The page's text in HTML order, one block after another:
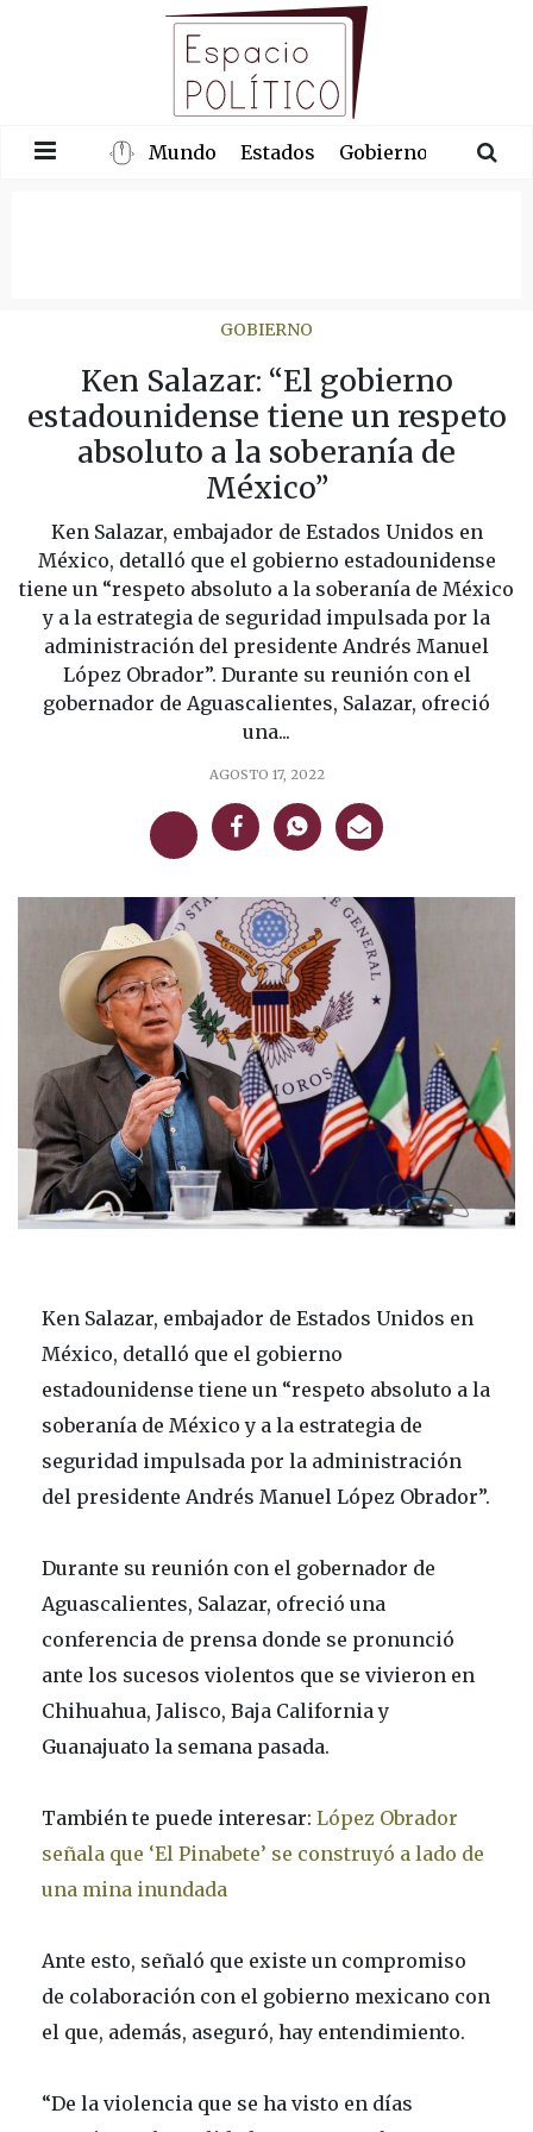
Mundo Estados Gobierno
GOBIERNO
Ken Salazar: “El gobierno
estadounidense tiene un respeto
absoluto a la soberanía de
México”
Ken Salazar, embajador de Estados Unidos en
México, detalló que el gobierno estadounidense
tiene un “respeto absoluto a la soberanía de México
y a la estrategia de seguridad impulsada por la
administración del presidente Andrés Manuel
López Obrador”. Durante su reunión con el
gobernador de Aguascalientes, Salazar, ofreció
una...
AGOSTO 17, 2022
Ken Salazar, embajador de Estados Unidos en
México, detalló que el gobierno
estadounidense tiene un “respeto absoluto a la
soberanía de México y a la estrategia de
seguridad impulsada por la administración
del presidente Andrés Manuel López Obrador”.
Durante su reunión con el gobernador de
Aguascalientes, Salazar, ofreció una
conferencia de prensa donde se pronunció
ante los sucesos violentos que se vivieron en
Chihuahua, Jalisco, Baja California y
Guanajuato la semana pasada.
También te puede interesar: López Obrador
señala que ‘El Pinabete’ se construyó a lado de
una mina inundada
Ante esto, señaló que existe un compromiso
de colaboración con el gobierno mexicano con
el que, además, aseguró, hay entendimiento.
“De la violencia que se ha visto en días